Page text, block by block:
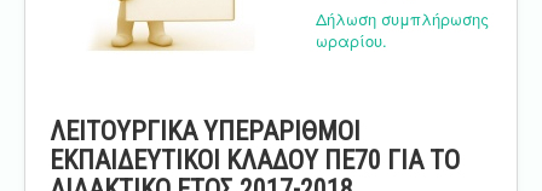
Δήλωση συμπλήρωσης
ωραρίου.
ΛΕΙΤΟΥΡΓΙΚΑ ΥΠΕΡΑΡΙΘΜΟΙ
ΕΚΠΑΙΔΕΥΤΙΚΟΙ ΚΛΑΔΟΥ ΠΕ70 ΓΙΑ ΤΟ